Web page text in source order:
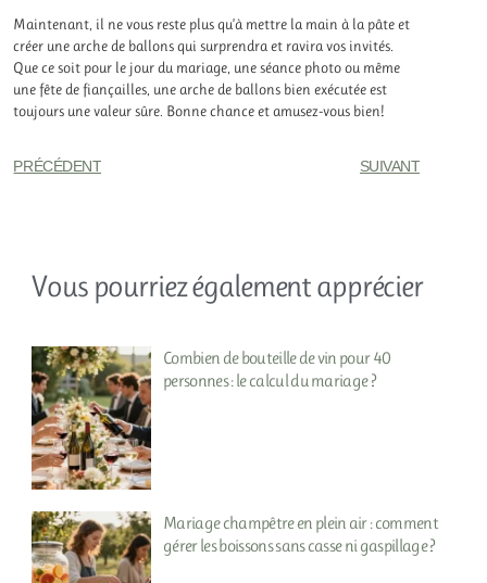
Maintenant, il ne vous reste plus qu’à mettre la main à la pâte et
créer une arche de ballons qui surprendra et ravira vos invités.
Que ce soit pour le jour du mariage, une séance photo ou même
une fête de fiançailles, une arche de ballons bien exécutée est
toujours une valeur sûre. Bonne chance et amusez-vous bien!
PRÉCÉDENT SUIVANT
Vous pourriez également apprécier
Combien de bouteille de vin pour 40
personnes : le calcul du mariage ?
Mariage champêtre en plein air : comment
gérer les boissons sans casse ni gaspillage ?